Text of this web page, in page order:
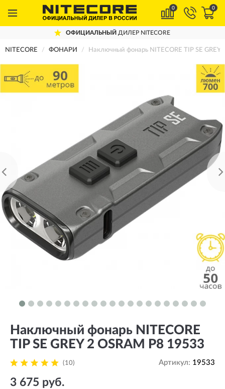
0 0
ОФИЦИАЛЬНЫЙДИЛЕР NITECORE
NITECORE ФОНАРИ Наключный фонарь NITECORE TIP SE GREY
Наключный фонарь NITECORE
TIP SE GREY 2 OSRAM P8 19533
(10) Артикул: 19533
3 675 руб.